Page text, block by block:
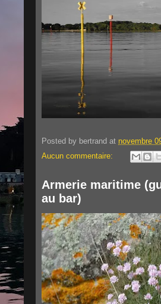
Posted by bertrand at novembre
Aucun commentaire:
Armerie maritime
au bar)